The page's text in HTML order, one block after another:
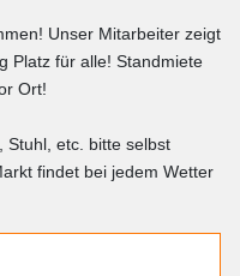
Unser Mitarbeiter zeigt
Platz für alle! Standmiete
Ort!
Stuhl, etc. bitte selbst
findet bei jedem Wetter